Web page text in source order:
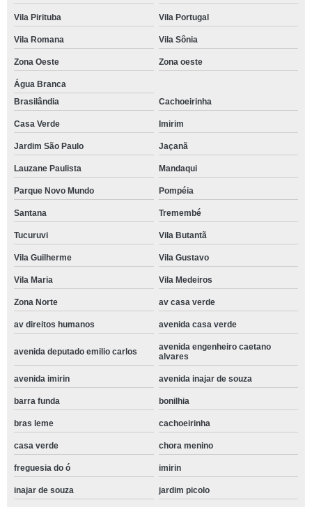
Vila Pirituba Vila Portugal
Vila Romana Vila Sônia
Zona Oeste Zona oeste
Água Branca
Brasilândia
Cachoeirinha
Casa Verde Imirim
Jardim São Paulo Jaçanã
Lauzane Paulista Mandaqui
Parque Novo Mundo Pompéia
Santana Tremembé
Tucuruvi Vila Butantã
Vila Guilherme Vila Gustavo
Vila Maria Vila Medeiros
Zona Norte av casa verde
av direitos humanos avenida casa verde
avenida deputado emilio carlos
avenida engenheiro caetano
alvares
avenida imirin avenida inajar de souza
barra funda bonilhia
bras leme cachoeirinha
casa verde chora menino
freguesia do ó imirin
inajar de souza jardim picolo